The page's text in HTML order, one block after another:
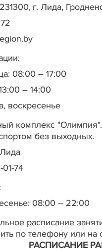
г. Лида,
08:00 – 17:00
– 14:00
воскресенье
комплекс
без выходных.
74
08:00 – 22:00
расписание
по телефону или на
РАСПИСАНИЕ